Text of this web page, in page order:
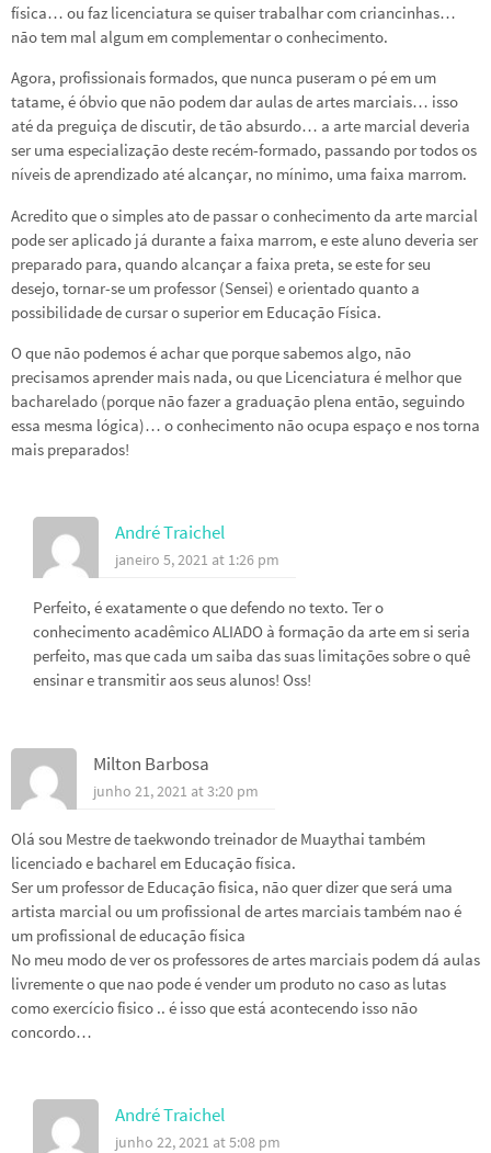
física… ou faz licenciatura se quiser trabalhar com criancinhas…
não tem mal algum em complementar o conhecimento.
Agora, profissionais formados, que nunca puseram o pé em um
tatame, é óbvio que não podem dar aulas de artes marciais… isso
até da preguiça de discutir, de tão absurdo… a arte marcial deveria
ser uma especialização deste recém-formado, passando por todos os
níveis de aprendizado até alcançar, no mínimo, uma faixa marrom.
Acredito que o simples ato de passar o conhecimento da arte marcial
pode ser aplicado já durante a faixa marrom, e este aluno deveria ser
preparado para, quando alcançar a faixa preta, se este for seu
desejo, tornar-se um professor (Sensei) e orientado quanto a
possibilidade de cursar o superior em Educação Física.
O que não podemos é achar que porque sabemos algo, não
precisamos aprender mais nada, ou que Licenciatura é melhor que
bacharelado (porque não fazer a graduação plena então, seguindo
essa mesma lógica)… o conhecimento não ocupa espaço e nos torna
mais preparados!
André Traichel
janeiro 5, 2021 at 1:26 pm
Perfeito, é exatamente o que defendo no texto. Ter o
conhecimento acadêmico ALIADO à formação da arte em si seria
perfeito, mas que cada um saiba das suas limitações sobre o quê
ensinar e transmitir aos seus alunos! Oss!
Milton Barbosa
junho 21, 2021 at 3:20 pm
Olá sou Mestre de taekwondo treinador de Muaythai também
licenciado e bacharel em Educação física.
Ser um professor de Educação fisica, não quer dizer que será uma
artista marcial ou um profissional de artes marciais também nao é
um profissional de educação física
No meu modo de ver os professores de artes marciais podem dá aulas
livremente o que nao pode é vender um produto no caso as lutas
como exercício fisico .. é isso que está acontecendo isso não
concordo…
André Traichel
junho 22, 2021 at 5:08 pm